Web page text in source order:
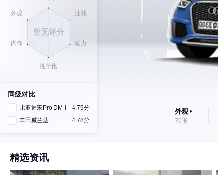
同级对比
比亚迪宋Pro DM-i
4.79分
丰田威兰达
4.78分
外观
70张
精选资讯